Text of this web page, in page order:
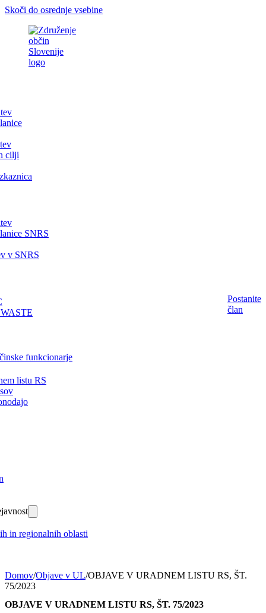
Skoči do osrednje vsebine
cilji
SNRS
v SNRS
funkcionarje
listu RS
in regionalnih oblasti
Postanite
član
Domov/Objave v UL/OBJAVE V URADNEM LISTU RS, ŠT.
75/2023
OBJAVE V URADNEM LISTU RS, ŠT. 75/2023